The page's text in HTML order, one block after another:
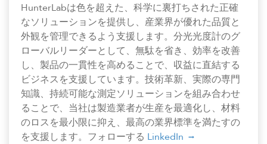
HunterLabは色を超えた、科学に裏打ちされた正確
なソリューションを提供し、産業界が優れた品質と
外観を管理できるよう支援します。分光光度計のグ
ローバルリーダーとして、無駄を省き、効率を改善
し、製品の一貫性を高めることで、収益に直結する
ビジネスを支援しています。技術革新、実際の専門
知識、持続可能な測定ソリューションを組み合わせ
ることで、当社は製造業者が生産を最適化し、材料
のロスを最小限に抑え、最高の業界標準を満たすの
を支援します。フォローする LinkedIn